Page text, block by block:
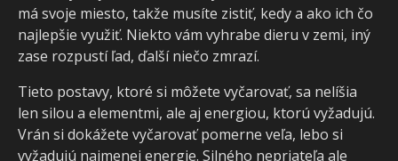
má svoje miesto, takže musíte zistiť, kedy a ako ich čo
najlepšie využiť. Niekto vám vyhrabe dieru v zemi, iný
zase rozpustí ľad, ďalší niečo zmrazí.
Tieto postavy, ktoré si môžete vyčarovať, sa nelíšia
len silou a elementmi, ale aj energiou, ktorú vyžadujú.
Vrán si dokážete vyčarovať pomerne veľa, lebo si
vyžadujú najmenej energie. Silného nepriateľa ale